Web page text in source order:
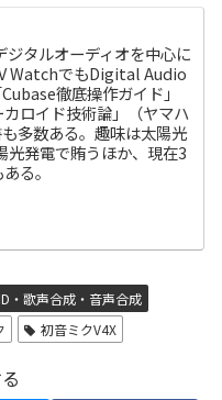
タルオーディオを中心に
WatchでもDigital Audio
徹底操作ガイド」
カロイド技術論」（ヤマハ
多数ある。趣味は太陽光
光発電で賄うほか、現在3
る。
・歌声合成・音声合成
初音ミクV4X